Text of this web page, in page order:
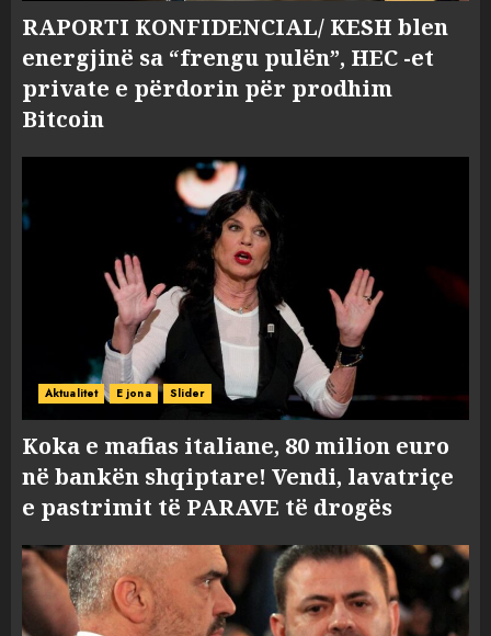
RAPORTI KONFIDENCIAL/ KESH blen
energjinë sa “frengu pulën”, HEC -et
private e përdorin për prodhim
Bitcoin
Aktualitet E jona Slider
Koka e mafias italiane, 80 milion euro
në bankën shqiptare! Vendi, lavatriçe
e pastrimit të PARAVE të drogës